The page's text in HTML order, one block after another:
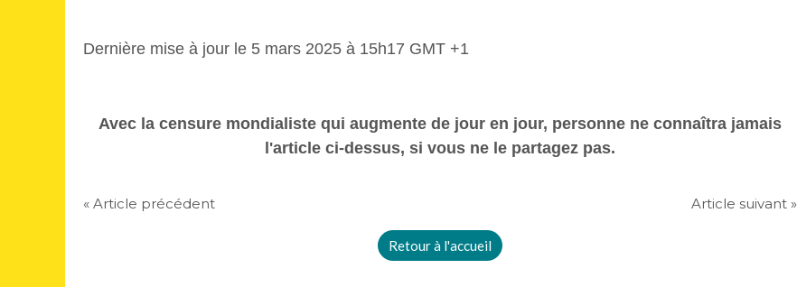
Dernière mise à jour le 5 mars 2025 à 15h17 GMT +1
Avec la censure mondialiste qui augmente de jour en jour, personne ne connaîtra jamais
l'article ci-dessus, si vous ne le partagez pas.
« Article précédent Article suivant »
Retour à l'accueil